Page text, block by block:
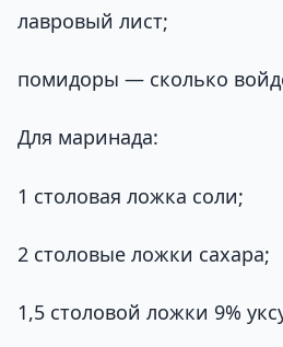
лавровый лист;
помидоры — сколько
Для маринада:
1 столовая ложка соли;
2 столовые ложки сахара;
1,5 столовой ложки 9%